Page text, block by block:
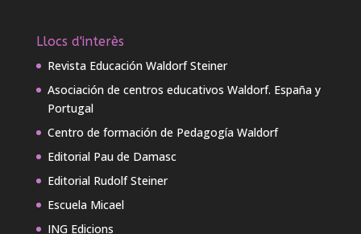
Llocs d'interès
Revista Educación Waldorf Steiner
Asociación de centros educativos Waldorf. España y
Portugal
Centro de formación de Pedagogía Waldorf
Editorial Pau de Damasc
Editorial Rudolf Steiner
Escuela Micael
ING Edicions